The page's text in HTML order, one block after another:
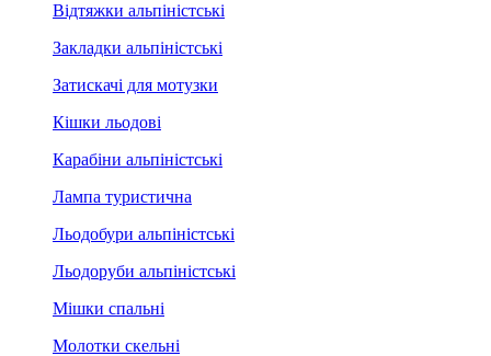
Відтяжки альпіністські
Закладки альпіністські
Затискачі для мотузки
Кішки льодові
Карабіни альпіністські
Лампа туристична
Льодобури альпіністські
Льодоруби альпіністські
Мішки спальні
Молотки скельні